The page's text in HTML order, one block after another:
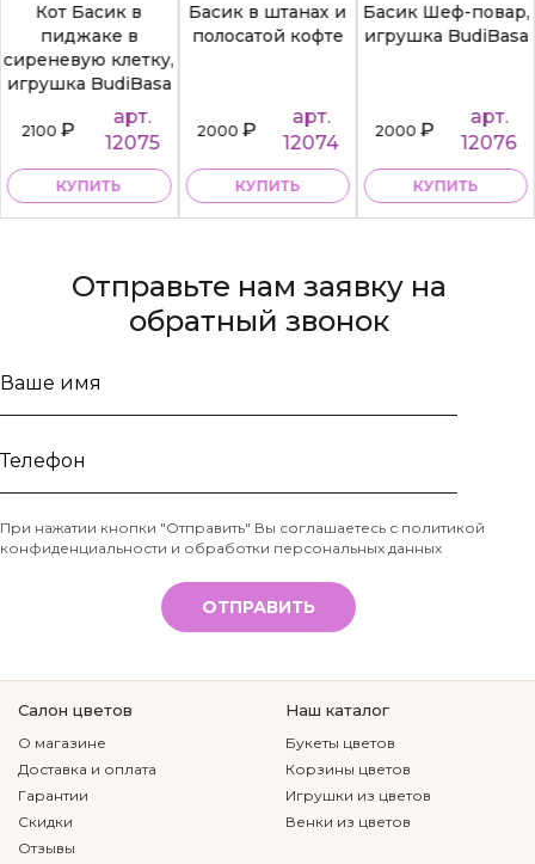
Кот Басик в
пиджаке в
сиреневую клетку,
игрушка BudiBasa
2100₽
арт.
12075
КУПИТЬ
Басик в штанах и
полосатой кофте
2000₽
арт.
12074
КУПИТЬ
Басик Шеф-повар,
игрушка BudiBasa
2000₽
арт.
12076
КУПИТЬ
Отправьте нам заявку на
обратный звонок
Ваше
Телефон
*
При нажатии кнопки "Отправить" Вы соглашаетесь с политикой
конфиденциальности и обработки персональных данных
ОТПРАВИТЬ
Салон цветов
О магазине
Доставка и оплата
Гарантии
Скидки
Отзывы
Наш каталог
Букеты цветов
Корзины цветов
Игрушки из цветов
Венки из цветов